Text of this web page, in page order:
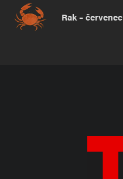
Rak – červenec